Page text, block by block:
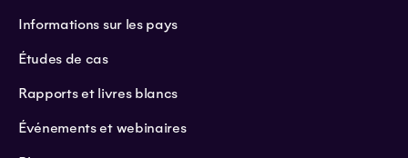
Informations sur les pays
Études de cas
Rapports et livres blancs
Événements et webinaires